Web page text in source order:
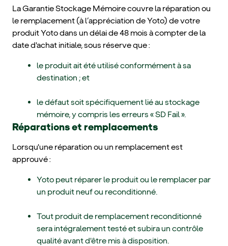
La Garantie Stockage Mémoire couvre la réparation ou
le remplacement (à l’appréciation de Yoto) de votre
produit Yoto dans un délai de 48 mois à compter de la
date d'achat initiale, sous réserve que :
le produit ait été utilisé conformément à sa
destination ; et
le défaut soit spécifiquement lié au stockage
mémoire, y compris les erreurs « SD Fail ».
Réparations et remplacements
Lorsqu'une réparation ou un remplacement est
approuvé :
Yoto peut réparer le produit ou le remplacer par
un produit neuf ou reconditionné.
Tout produit de remplacement reconditionné
sera intégralement testé et subira un contrôle
qualité avant d'être mis à disposition.